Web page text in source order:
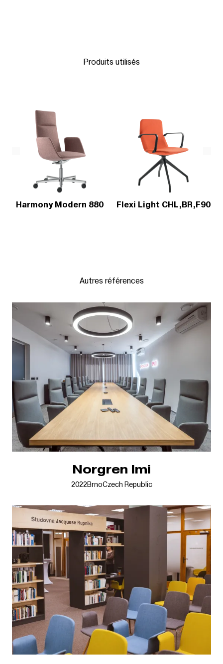
Produits utilisés
Harmony Modern 880 Flexi Light CHL,BR,F90
Autres références
Norgren Imi
2022BrnoCzech Republic